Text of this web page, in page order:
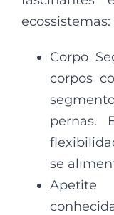
ecossistemas:
Corpo
corpos
pernas.
se
Apetite